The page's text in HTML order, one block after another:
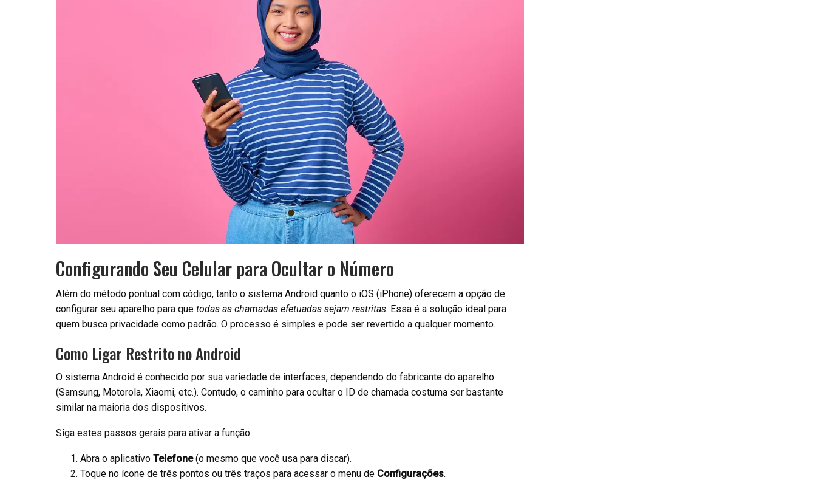
Configurando Seu Celular para Ocultar o Número
Além do método pontual com código, tanto o sistema Android quanto o iOS (iPhone) oferecem a opção de
configurar seu aparelho para que todas as chamadas efetuadas sejam restritas. Essa é a solução ideal para
quem busca privacidade como padrão. O processo é simples e pode ser revertido a qualquer momento.
Como Ligar Restrito no Android
O sistema Android é conhecido por sua variedade de interfaces, dependendo do fabricante do aparelho
(Samsung, Motorola, Xiaomi, etc.). Contudo, o caminho para ocultar o ID de chamada costuma ser bastante
similar na maioria dos dispositivos.
Siga estes passos gerais para ativar a função:
Abra o aplicativo Telefone(o mesmo que você usa para discar).
Toque no ícone de três pontos ou três traços para acessar o menu de Configurações.